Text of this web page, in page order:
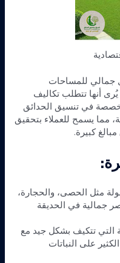
جمالي للمساحات
أنها تتطلب تكاليف
في تنسيق الحدائق
مما يسمح للعملاء بتحقيق
كبيرة.
مثل الحصى، والحجارة،
جمالية في الحديقة
التي تتكيف بشكل جيد مع
على النباتات